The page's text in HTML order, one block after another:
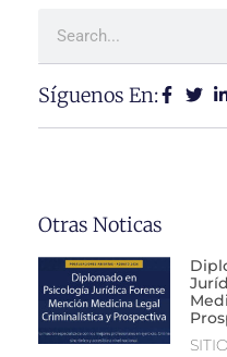
Síguenos En:
Otras Noticas